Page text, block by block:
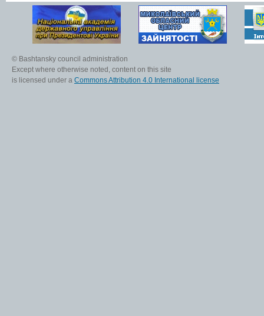
© Bashtansky council administration
Except where otherwise noted, content on this site
is licensed under a Commons Attribution 4.0 International license